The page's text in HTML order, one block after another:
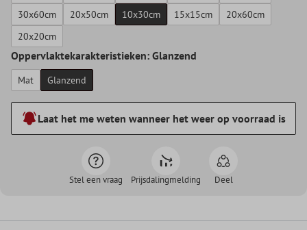
30x60cm
20x50cm 10x30cm 15x15cm
20x60cm
20x20cm
Oppervlaktekarakteristieken: Glanzend
Mat Glanzend
Laat het me weten wanneer het weer op voorraad is
Stel een vraag Prijsdalingmelding Deel